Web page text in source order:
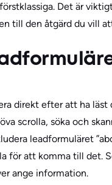
Det är
till den åtgärd du vill
direkt efter att ha
scrolla, söka och
leadformuläret
för att komma till det.
ange information.